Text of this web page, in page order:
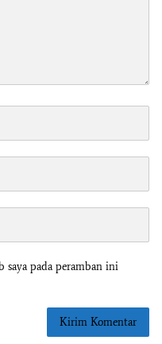
saya pada peramban ini